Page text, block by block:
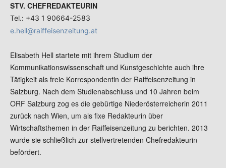
STV. CHEFREDAKTEURIN
Tel.: +43 1 90664-2583
e.hell@raiffeisenzeitung.at
Elisabeth Hell startete mit ihrem Studium der
Kommunikationswissenschaft und Kunstgeschichte auch ihre
Tätigkeit als freie Korrespondentin der Raiffeisenzeitung in
Salzburg. Nach dem Studienabschluss und 10 Jahren beim
ORF Salzburg zog es die gebürtige Niederösterreicherin 2011
zurück nach Wien, um als fixe Redakteurin über
Wirtschaftsthemen in der Raiffeisenzeitung zu berichten. 2013
wurde sie schließlich zur stellvertretenden Chefredakteurin
befördert.